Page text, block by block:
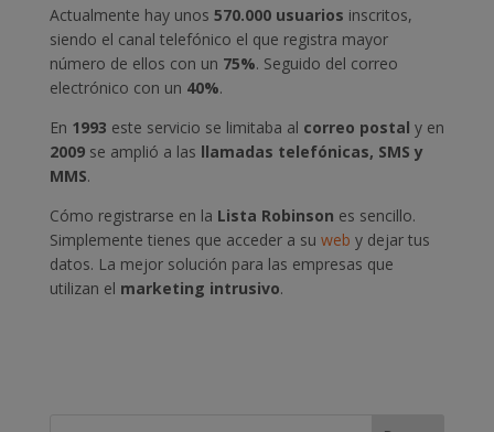
Actualmente hay unos 570.000 usuarios inscritos,
siendo el canal telefónico el que registra mayor
número de ellos con un 75%. Seguido del correo
electrónico con un 40%.
En 1993 este servicio se limitaba al correo postal y en
2009se amplió a las llamadas telefónicas, SMS y
MMS.
Cómo registrarse en la Lista Robinson es sencillo.
Simplemente tienes que acceder a su web y dejar tus
datos. La mejor solución para las empresas que
utilizan el marketing intrusivo.